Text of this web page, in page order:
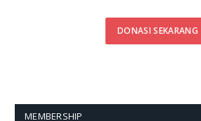
DONASI SEKARANG
MEMBERSHIP